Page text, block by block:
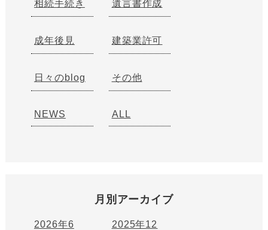
相続手続き 遺言書作成
成年後見 建築業許可
日々のblog その他
NEWS ALL
月別アーカイブ
2026年6
2025年12